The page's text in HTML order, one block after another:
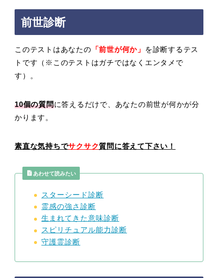
前世診断
このテストはあなたの 「前世が何か」
を診断するテス
トです（※このテストはガチではなくエンタメで
す）。
10個の質問に答えるだけで、あなたの前世が何かが分
かります。
素直な気持ちでサクサク質問に答えて下さい！
あわせて読みたい
スターシード診断
霊感の強さ診断
生まれてきた意味診断
スピリチュアル能力診断
守護霊診断